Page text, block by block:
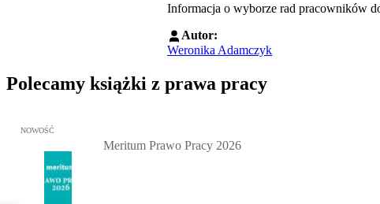
Informacja o wyborze rad pracowników
Autor:
Weronika Adamczyk
Polecamy książki z prawa pracy
Przejdź do: Meritum Prawo Pracy 2026, Kazimierz Jaśkowski - otwiera
NOWOŚĆ
Meritum Prawo Pracy 2026